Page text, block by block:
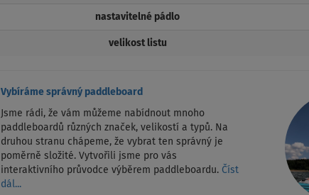
nastavitelné pádlo
velikost listu
Vybíráme správný paddleboard
Jsme rádi, že vám můžeme nabídnout mnoho
paddleboardů různých značek, velikostí a typů. Na
druhou stranu chápeme, že vybrat ten správný je
poměrně složité. Vytvořili jsme pro vás
interaktivního průvodce výběrem paddleboardu. Číst
dál...